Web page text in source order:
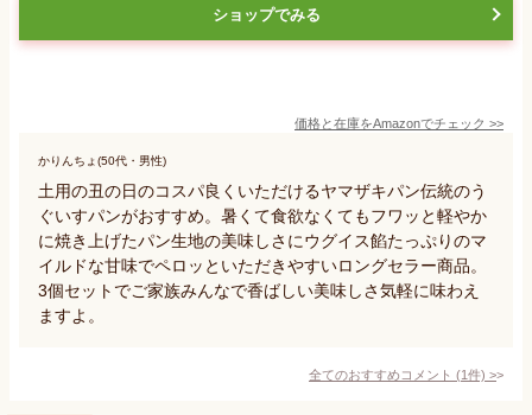
ショップでみる
価格と在庫をAmazonでチェック >>
かりんちょ(50代・男性)
土用の丑の日のコスパ良くいただけるヤマザキパン伝統のう
ぐいすパンがおすすめ。暑くて食欲なくてもフワッと軽やか
に焼き上げたパン生地の美味しさにウグイス餡たっぷりのマ
イルドな甘味でペロッといただきやすいロングセラー商品。
3個セットでご家族みんなで香ばしい美味しさ気軽に味わえ
ますよ。
全てのおすすめコメント (1件) >